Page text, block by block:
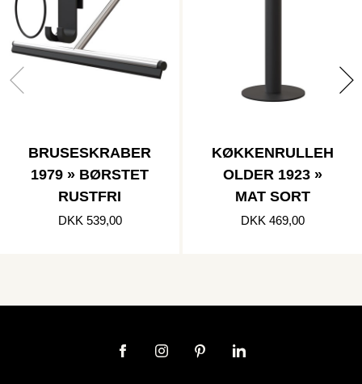
BRUSESKRABER
1979 » BØRSTET
RUSTFRI
DKK 539,00
KØKKENRULLEH
OLDER 1923 »
MAT SORT
DKK 469,00